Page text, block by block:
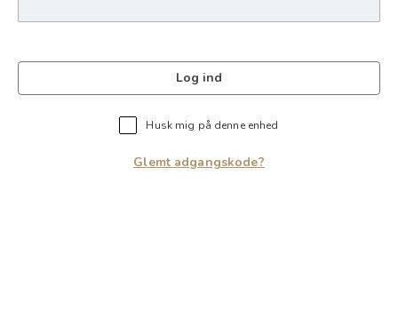
Log ind
Husk mig på denne enhed
Glemt adgangskode?